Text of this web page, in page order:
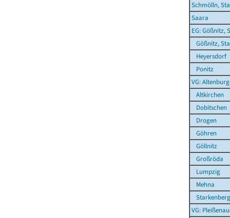
Schmölln,
Saara
EG: Gößnitz,
Gößnitz,
Heyersdorf
Ponitz
VG:
Altkirchen
Dobitschen
Drogen
Göhren
Göllnitz
Großröda
Lumpzig
Mehna
Starkenberg
VG: